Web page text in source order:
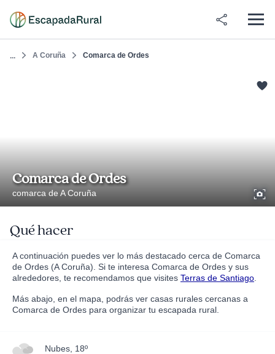
... A Coruña Comarca de Ordes
Comarca de Ordes
comarca de A Coruña
Qué hacer
A continuación puedes ver lo más destacado cerca de Comarca
de Ordes (A Coruña). Si te interesa Comarca de Ordes y sus
alrededores, te recomendamos que visites Terras de Santiago
Más abajo, en el mapa, podrás ver casas rurales cercanas a
Comarca de Ordes para organizar tu escapada rural.
nubes, 18º